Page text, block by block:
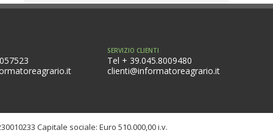
SERVIZIO CLIENTI
Tel + 39.045.8009480
clienti@informatoreagrario.it
Capitale sociale: Euro 510.000,00 i.v.